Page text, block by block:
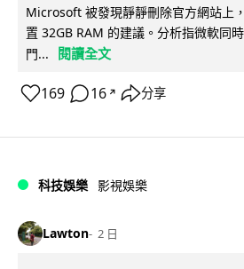
Microsoft 被發現靜靜刪除官方網站上
置 32GB RAM 的建議。分析指微軟同
門...
閱讀全文
169 16 ↗ 分享
科技娛樂 影視娛樂
Lawton 2 日